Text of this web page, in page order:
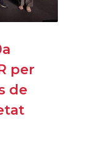
per
de